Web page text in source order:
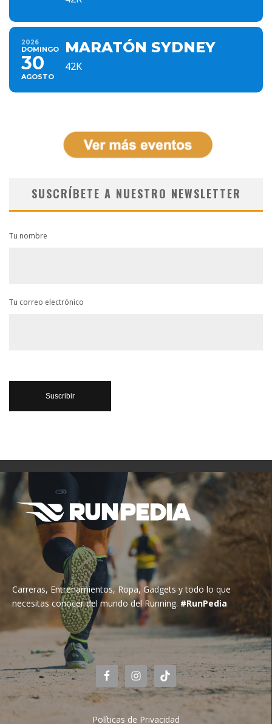
2026
DOMINGO
30
AGOSTO
MARATÓN SYDNEY
42K
SUSCRÍBETE A NUESTRO NEWSLETTER
Tu nombre
Tu correo electrónico
Carreras, Entrenamientos, Ropa, Gadgets y todo lo que
necesitas conocer del mundo del Running. #RunPedia
Políticas de Privacidad